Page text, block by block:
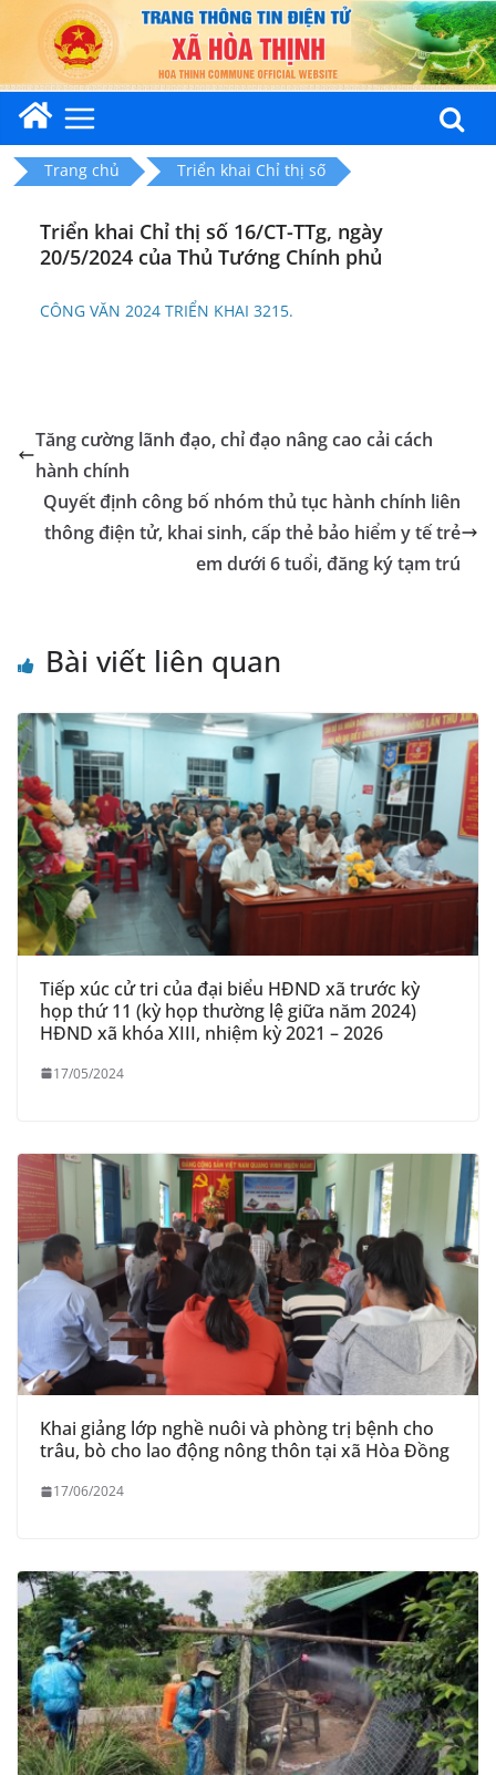
content
Trang chủ Triển khai Chỉ thị số
Triển khai Chỉ thị số 16/CT-TTg, ngày
20/5/2024 của Thủ Tướng Chính phủ
CÔNG VĂN 2024 TRIỂN KHAI 3215.
Tăng cường lãnh đạo, chỉ đạo nâng cao cải cách
hành chính
Quyết định công bố nhóm thủ tục hành chính liên
thông điện tử, khai sinh, cấp thẻ bảo hiểm y tế trẻ
em dưới 6 tuổi, đăng ký tạm trú
Bài viết liên quan
Tiếp xúc cử tri của đại biểu HĐND xã trước kỳ
họp thứ 11 (kỳ họp thường lệ giữa năm 2024)
HĐND xã khóa XIII, nhiệm kỳ 2021 – 2026
17/05/2024
Khai giảng lớp nghề nuôi và phòng trị bệnh cho
trâu, bò cho lao động nông thôn tại xã Hòa Đồng
17/06/2024